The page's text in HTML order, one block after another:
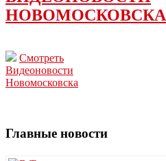
НОВОМОСКОВСКА
Смотреть
Видеоновости
Новомосковска
Главные новости